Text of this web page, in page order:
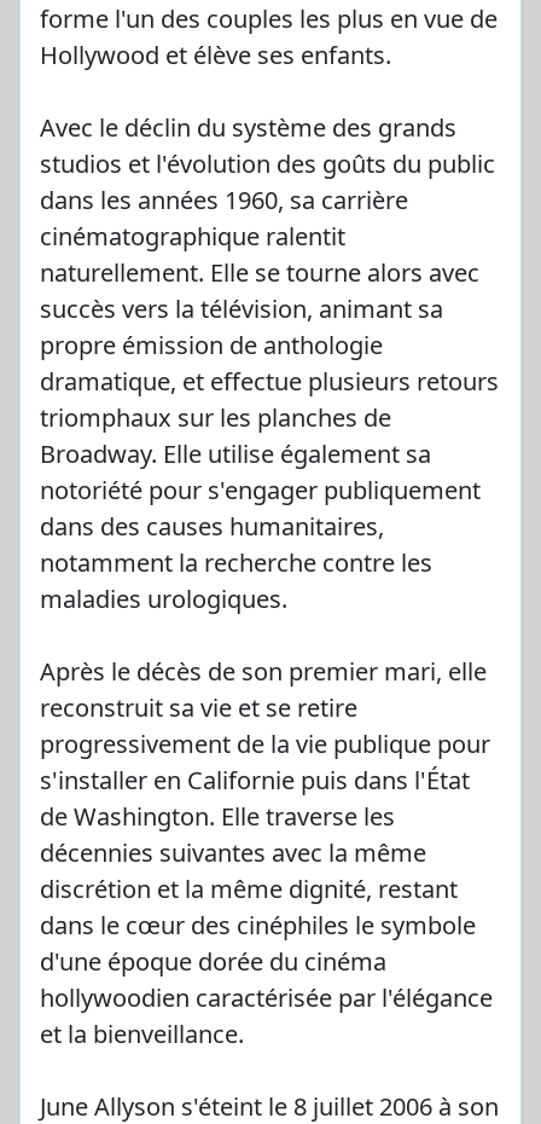
forme l'un des couples les plus en vue de
Hollywood et élève ses enfants.
Avec le déclin du système des grands
studios et l'évolution des goûts du public
dans les années 1960, sa carrière
cinématographique ralentit
naturellement. Elle se tourne alors avec
succès vers la télévision, animant sa
propre émission de anthologie
dramatique, et effectue plusieurs retours
triomphaux sur les planches de
Broadway. Elle utilise également sa
notoriété pour s'engager publiquement
dans des causes humanitaires,
notamment la recherche contre les
maladies urologiques.
Après le décès de son premier mari, elle
reconstruit sa vie et se retire
progressivement de la vie publique pour
s'installer en Californie puis dans l'État
de Washington. Elle traverse les
décennies suivantes avec la même
discrétion et la même dignité, restant
dans le cœur des cinéphiles le symbole
d'une époque dorée du cinéma
hollywoodien caractérisée par l'élégance
et la bienveillance.
June Allyson s'éteint le 8 juillet 2006 à son